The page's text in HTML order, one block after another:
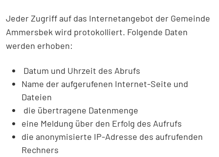
Jeder Zugriff auf das Internetangebot der Gemeinde
Ammersbek wird protokolliert. Folgende Daten
werden erhoben:
Datum und Uhrzeit des Abrufs
Name der aufgerufenen Internet-Seite und
Dateien
die übertragene Datenmenge
eine Meldung über den Erfolg des Aufrufs
die anonymisierte IP-Adresse des aufrufenden
Rechners